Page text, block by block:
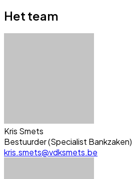
Het team
Kris Smets
Bestuurder (Specialist Bankzaken)
kris.smets@vdksmets.be